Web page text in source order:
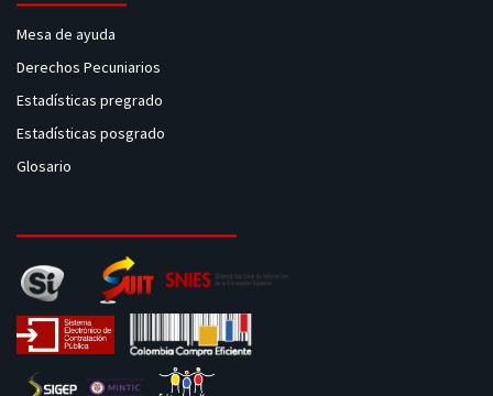
Mesa de ayuda
Derechos Pecuniarios
Estadísticas pregrado
Estadísticas posgrado
Glosario